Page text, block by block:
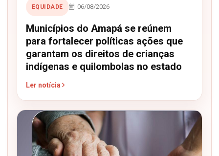
EQUIDADE 06/08/2026
Municípios do Amapá se reúnem
para fortalecer políticas ações que
garantam os direitos de crianças
indígenas e quilombolas no estado
Ler notícia